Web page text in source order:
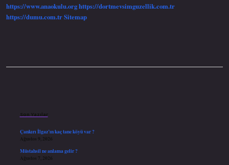
https://www.anaokulu.orghttps://dortmevsimguzellik.com.tr
https://dumu.com.trSitemap
Son Yazılar
Çankırı İlgaz’ın kaç tane köyü var ?
Ağustos 9, 2026
Müstahsil ne anlama gelir ?
Ağustos 7, 2026